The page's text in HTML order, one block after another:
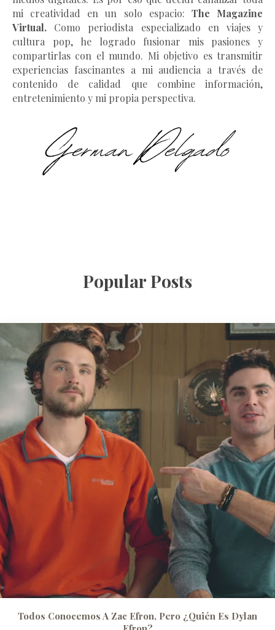
mi creatividad en un solo espacio: The Magazine
Virtual. Como periodista especializado en viajes y
cultura pop, he logrado fusionar mis pasiones y
compartirlas con el mundo. Mi objetivo es transmitir
experiencias fascinantes a mi audiencia a través de
contenido de calidad que combine información,
entretenimiento y mi propia perspectiva.
Popular Posts
Todos Conocemos A Zac Efron, Pero ¿quién Es Dylan